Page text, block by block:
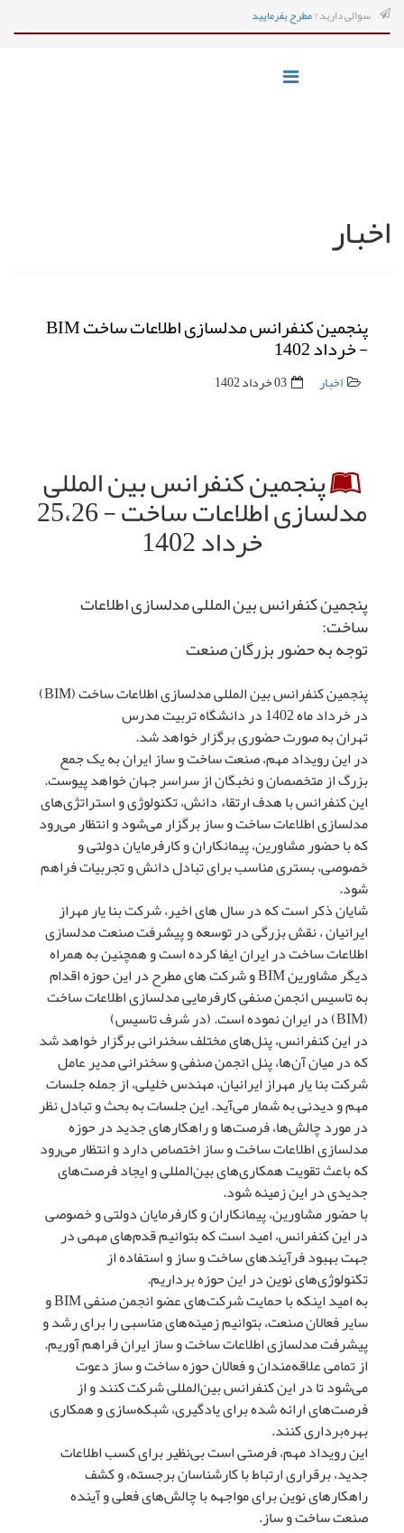
سوالی دارید ?مطرح بفرمایید
اخبار
پنجمین کنفرانس مدلسازی اطلاعات ساخت BIM
- خرداد 1402
اخبار 03 خرداد 1402
پنجمین کنفرانس بین المللی
مدلسازی اطلاعات ساخت - 25،26
خرداد 1402
پنجمین کنفرانس بین المللی مدلسازی اطلاعات
ساخت:
توجه به حضور بزرگان صنعت
پنجمین کنفرانس بین المللی مدلسازی اطلاعات ساخت (BIM)
در خرداد ماه 1402 در دانشگاه تربیت مدرس
تهران به صورت حضوری برگزار خواهد شد.
در این رویداد مهم، صنعت ساخت و ساز ایران به یک جمع
بزرگ از متخصصان و نخبگان از سراسر جهان خواهد پیوست.
این کنفرانس با هدف ارتقاء دانش، تکنولوژی و استراتژی‌های
مدلسازی اطلاعات ساخت و ساز برگزار می‌شود و انتظار می‌رود
که با حضور مشاورین، پیمانکاران و کارفرمایان دولتی و
خصوصی، بستری مناسب برای تبادل دانش و تجربیات فراهم
شود.
شایان ذکر است که در سال های اخیر، شرکت بنا یار مهراز
ایرانیان ، نقش بزرگی در توسعه و پیشرفت صنعت مدلسازی
اطلاعات ساخت در ایران ایفا کرده است و همچنین به همراه
دیگر مشاورین BIM و شرکت های مطرح در این حوزه اقدام
به تاسیس انجمن صنفی کارفرمایی مدلسازی اطلاعات ساخت
(BIM) در ایران نموده است. (در شرف تاسیس)
در این کنفرانس، پنل‌های مختلف سخنرانی برگزار خواهد شد
که در میان آن‌ها، پنل انجمن صنفی و سخنرانی مدیر عامل
شرکت بنا یار مهراز ایرانیان، مهندس خلیلی، از جمله جلسات
مهم و دیدنی به شمار می‌آید. این جلسات به بحث و تبادل نظر
در مورد چالش‌ها، فرصت‌ها و راهکارهای جدید در حوزه
مدلسازی اطلاعات ساخت و ساز اختصاص دارد و انتظار می‌رود
که باعث تقویت همکاری‌های بین‌المللی و ایجاد فرصت‌های
جدیدی در این زمینه شود.
با حضور مشاورین، پیمانکاران و کارفرمایان دولتی و خصوصی
در این کنفرانس، امید است که بتوانیم قدم‌های مهمی در
جهت بهبود فرآیندهای ساخت و ساز و استفاده از
تکنولوژی‌های نوین در این حوزه برداریم.
به امید اینکه با حمایت شرکت‌های عضو انجمن صنفی BIM و
سایر فعالان صنعت، بتوانیم زمینه‌های مناسبی را برای رشد و
پیشرفت مدلسازی اطلاعات ساخت و ساز ایران فراهم آوریم.
از تمامی علاقه‌مندان و فعالان حوزه ساخت و ساز دعوت
می‌شود تا در این کنفرانس بین‌المللی شرکت کنند و از
فرصت‌های ارائه شده برای یادگیری، شبکه‌سازی و همکاری
بهره‌برداری کنند.
این رویداد مهم، فرصتی است بی‌نظیر برای کسب اطلاعات
جدید، برقراری ارتباط با کارشناسان برجسته، و کشف
راهکارهای نوین برای مواجهه با چالش‌های فعلی و آینده
صنعت ساخت و ساز.